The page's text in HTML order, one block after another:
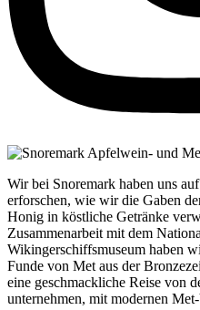
Wir bei Snoremark haben uns
erforschen, wie wir die Gaben
Honig in köstliche Getränke
Zusammenarbeit mit dem
Wikingerschiffsmuseum haben
Funde von Met aus der
eine geschmackliche Reise von
unternehmen, mit modernen